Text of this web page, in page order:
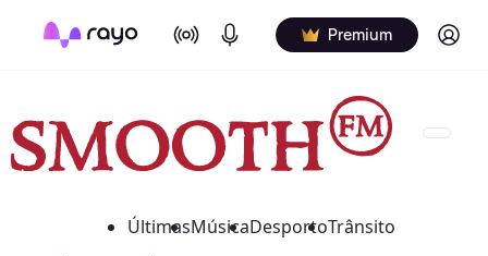
On Air Podcasts Premium Log in
ÚltimasMúsicaDesportoTrânsito